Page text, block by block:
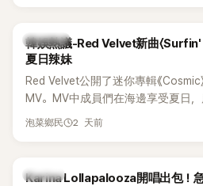
熱議討論
韓娛熱議-Red Velvet新曲〈Surfin'
夏日辣妹
Red Velvet公開了迷你專輯《Cosmic
MV。MV中成員們在海邊享受夏日
泡菜鄉民 2 天前
K-POP
Karina Lollapalooza開唱出包！